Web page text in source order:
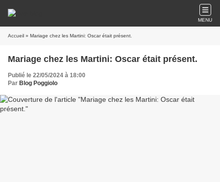
MENU
Accueil » Mariage chez les Martini: Oscar était présent.
Mariage chez les Martini: Oscar était présent.
Publié le 22/05/2024 à 18:00
Par Blog Poggiolo